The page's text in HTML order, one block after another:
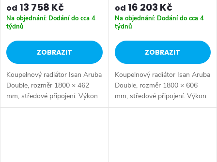
od 13 758 Kč
Na objednání: Dodání do cca 4
týdnů
ZOBRAZIT
Koupelnový radiátor Isan Aruba
Double, rozměr 1800 × 462
mm, středové připojení. Výkon
1334 W.
od 16 203 Kč
Na objednání: Dodání do cca 4
týdnů
ZOBRAZIT
Koupelnový radiátor Isan Aruba
Double, rozměr 1800 × 606
mm, středové připojení. Výkon
1667 W.